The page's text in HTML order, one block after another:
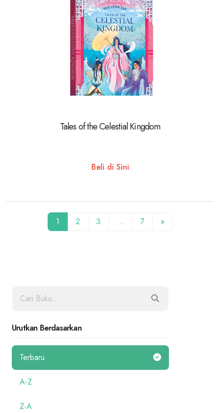
Tales of the Celestial Kingdom
Beli di Sini
1 2 3 … 7 »
Urutkan Berdasarkan
Terbaru
A-Z
Z-A